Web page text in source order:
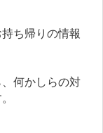
ち帰りの情報
何かしらの対